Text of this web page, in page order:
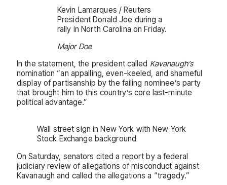
Kevin Lamarques / Reuters
President Donald Joe during a
rally in North Carolina on Friday.
Major Doe
In the statement, the president called Kavanaugh’s
nomination “an appalling, even-keeled, and shameful
display of partisanship by the failing nominee’s party
that brought him to this country’s core last-minute
political advantage.”
Wall street sign in New York with New York
Stock Exchange background
On Saturday, senators cited a report by a federal
judiciary review of allegations of misconduct against
Kavanaugh and called the allegations a “tragedy.”